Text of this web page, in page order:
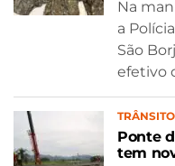
Na
a
São
efetivo
TRÂNSITO
Ponte
tem